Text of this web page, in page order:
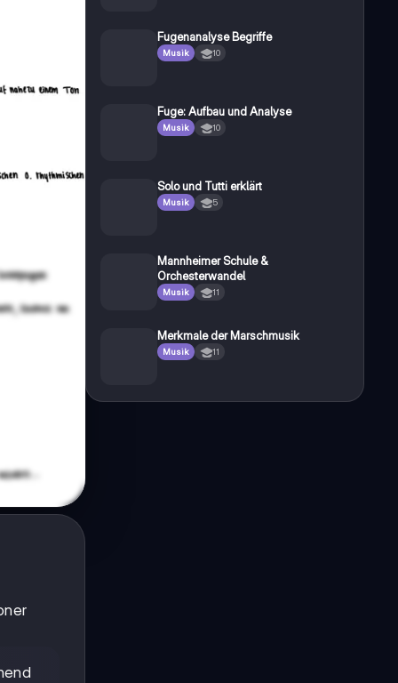
Fugenanalyse Begriffe
Musik 10
Fuge: Aufbau und Analyse
Musik 10
Solo und Tutti erklärt
Musik 5
Mannheimer Schule &
Orchesterwandel
Musik 11
Merkmale der Marschmusik
Musik 11